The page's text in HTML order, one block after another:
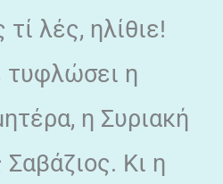
λές, ηλίθιε!
η
η Συριακή
Σαβάζιος. Κι η